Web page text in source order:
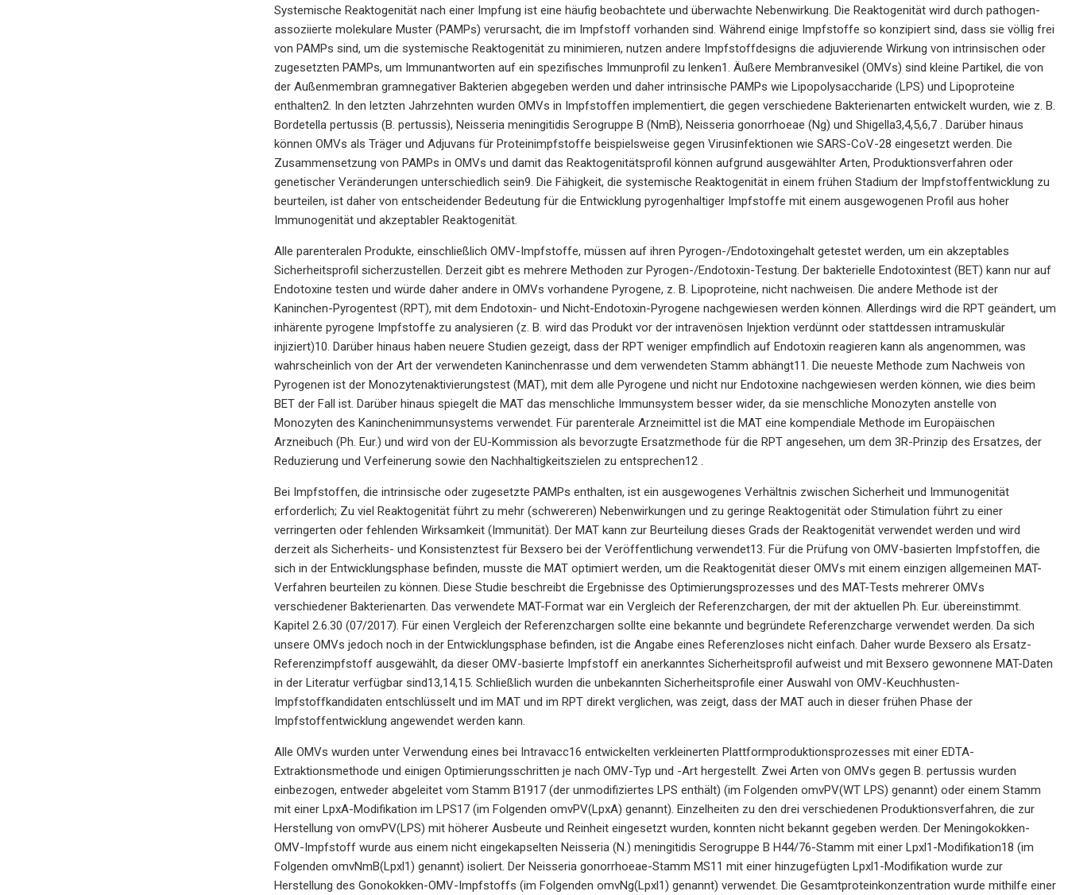
Systemische Reaktogenität nach einer Impfung ist eine häufig beobachtete und überwachte Nebenwirkung. Die Reaktogenität wird durch pathogen-
assoziierte molekulare Muster (PAMPs) verursacht, die im Impfstoff vorhanden sind. Während einige Impfstoffe so konzipiert sind, dass sie völlig frei
von PAMPs sind, um die systemische Reaktogenität zu minimieren, nutzen andere Impfstoffdesigns die adjuvierende Wirkung von intrinsischen oder
zugesetzten PAMPs, um Immunantworten auf ein spezifisches Immunprofil zu lenken1. Äußere Membranvesikel (OMVs) sind kleine Partikel, die von
der Außenmembran gramnegativer Bakterien abgegeben werden und daher intrinsische PAMPs wie Lipopolysaccharide (LPS) und Lipoproteine ​​
enthalten2. In den letzten Jahrzehnten wurden OMVs in Impfstoffen implementiert, die gegen verschiedene Bakterienarten entwickelt wurden, wie z. B.
Bordetella pertussis (B. pertussis), Neisseria meningitidis Serogruppe B (NmB), Neisseria gonorrhoeae (Ng) und Shigella3,4,5,6,7 . Darüber hinaus
können OMVs als Träger und Adjuvans für Proteinimpfstoffe beispielsweise gegen Virusinfektionen wie SARS-CoV-28 eingesetzt werden. Die
Zusammensetzung von PAMPs in OMVs und damit das Reaktogenitätsprofil können aufgrund ausgewählter Arten, Produktionsverfahren oder
genetischer Veränderungen unterschiedlich sein9. Die Fähigkeit, die systemische Reaktogenität in einem frühen Stadium der Impfstoffentwicklung zu
beurteilen, ist daher von entscheidender Bedeutung für die Entwicklung pyrogenhaltiger Impfstoffe mit einem ausgewogenen Profil aus hoher
Immunogenität und akzeptabler Reaktogenität.
Alle parenteralen Produkte, einschließlich OMV-Impfstoffe, müssen auf ihren Pyrogen-/Endotoxingehalt getestet werden, um ein akzeptables
Sicherheitsprofil sicherzustellen. Derzeit gibt es mehrere Methoden zur Pyrogen-/Endotoxin-Testung. Der bakterielle Endotoxintest (BET) kann nur auf
Endotoxine testen und würde daher andere in OMVs vorhandene Pyrogene, z. B. Lipoproteine, nicht nachweisen. Die andere Methode ist der
Kaninchen-Pyrogentest (RPT), mit dem Endotoxin- und Nicht-Endotoxin-Pyrogene nachgewiesen werden können. Allerdings wird die RPT geändert, um
inhärente pyrogene Impfstoffe zu analysieren (z. B. wird das Produkt vor der intravenösen Injektion verdünnt oder stattdessen intramuskulär
injiziert)10. Darüber hinaus haben neuere Studien gezeigt, dass der RPT weniger empfindlich auf Endotoxin reagieren kann als angenommen, was
wahrscheinlich von der Art der verwendeten Kaninchenrasse und dem verwendeten Stamm abhängt11. Die neueste Methode zum Nachweis von
Pyrogenen ist der Monozytenaktivierungstest (MAT), mit dem alle Pyrogene und nicht nur Endotoxine nachgewiesen werden können, wie dies beim
BET der Fall ist. Darüber hinaus spiegelt die MAT das menschliche Immunsystem besser wider, da sie menschliche Monozyten anstelle von
Monozyten des Kaninchenimmunsystems verwendet. Für parenterale Arzneimittel ist die MAT eine kompendiale Methode im Europäischen
Arzneibuch (Ph. Eur.) und wird von der EU-Kommission als bevorzugte Ersatzmethode für die RPT angesehen, um dem 3R-Prinzip des Ersatzes, der
Reduzierung und Verfeinerung sowie den Nachhaltigkeitszielen zu entsprechen12 .
Bei Impfstoffen, die intrinsische oder zugesetzte PAMPs enthalten, ist ein ausgewogenes Verhältnis zwischen Sicherheit und Immunogenität
erforderlich; Zu viel Reaktogenität führt zu mehr (schwereren) Nebenwirkungen und zu geringe Reaktogenität oder Stimulation führt zu einer
verringerten oder fehlenden Wirksamkeit (Immunität). Der MAT kann zur Beurteilung dieses Grads der Reaktogenität verwendet werden und wird
derzeit als Sicherheits- und Konsistenztest für Bexsero bei der Veröffentlichung verwendet13. Für die Prüfung von OMV-basierten Impfstoffen, die
sich in der Entwicklungsphase befinden, musste die MAT optimiert werden, um die Reaktogenität dieser OMVs mit einem einzigen allgemeinen MAT-
Verfahren beurteilen zu können. Diese Studie beschreibt die Ergebnisse des Optimierungsprozesses und des MAT-Tests mehrerer OMVs
verschiedener Bakterienarten. Das verwendete MAT-Format war ein Vergleich der Referenzchargen, der mit der aktuellen Ph. Eur. übereinstimmt.
Kapitel 2.6.30 (07/2017). Für einen Vergleich der Referenzchargen sollte eine bekannte und begründete Referenzcharge verwendet werden. Da sich
unsere OMVs jedoch noch in der Entwicklungsphase befinden, ist die Angabe eines Referenzloses nicht einfach. Daher wurde Bexsero als Ersatz-
Referenzimpfstoff ausgewählt, da dieser OMV-basierte Impfstoff ein anerkanntes Sicherheitsprofil aufweist und mit Bexsero gewonnene MAT-Daten
in der Literatur verfügbar sind13,14,15. Schließlich wurden die unbekannten Sicherheitsprofile einer Auswahl von OMV-Keuchhusten-
Impfstoffkandidaten entschlüsselt und im MAT und im RPT direkt verglichen, was zeigt, dass der MAT auch in dieser frühen Phase der
Impfstoffentwicklung angewendet werden kann.
Alle OMVs wurden unter Verwendung eines bei Intravacc16 entwickelten verkleinerten Plattformproduktionsprozesses mit einer EDTA-
Extraktionsmethode und einigen Optimierungsschritten je nach OMV-Typ und -Art hergestellt. Zwei Arten von OMVs gegen B. pertussis wurden
einbezogen, entweder abgeleitet vom Stamm B1917 (der unmodifiziertes LPS enthält) (im Folgenden omvPV(WT LPS) genannt) oder einem Stamm
mit einer LpxA-Modifikation im LPS17 (im Folgenden omvPV(LpxA) genannt). Einzelheiten zu den drei verschiedenen Produktionsverfahren, die zur
Herstellung von omvPV(LPS) mit höherer Ausbeute und Reinheit eingesetzt wurden, konnten nicht bekannt gegeben werden. Der Meningokokken-
OMV-Impfstoff wurde aus einem nicht eingekapselten Neisseria (N.) meningitidis Serogruppe B H44/76-Stamm mit einer Lpxl1-Modifikation18 (im
Folgenden omvNmB(Lpxl1) genannt) isoliert. Der Neisseria gonorrhoeae-Stamm MS11 mit einer hinzugefügten Lpxl1-Modifikation wurde zur
Herstellung des Gonokokken-OMV-Impfstoffs (im Folgenden omvNg(Lpxl1) genannt) verwendet. Die Gesamtproteinkonzentration wurde mithilfe einer